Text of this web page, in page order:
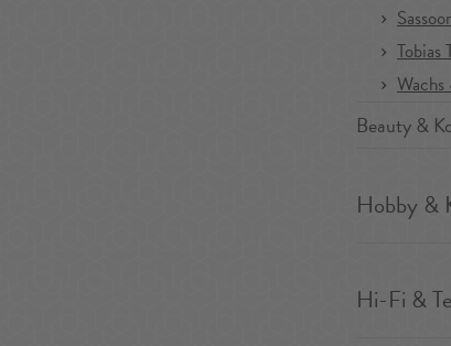
Tobias
Wachs
Beauty &
Hobby &
Hi-Fi &